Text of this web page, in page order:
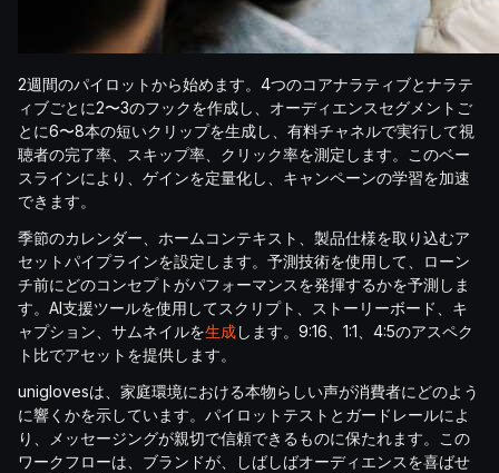
2週間のパイロットから始めます。4つのコアナラティブとナラテ
ィブごとに2〜3のフックを作成し、オーディエンスセグメントご
とに6〜8本の短いクリップを生成し、有料チャネルで実行して視
聴者の完了率、スキップ率、クリック率を測定します。このベー
スラインにより、ゲインを定量化し、キャンペーンの学習を加速
できます。
季節のカレンダー、ホームコンテキスト、製品仕様を取り込むア
セットパイプラインを設定します。予測技術を使用して、ローン
チ前にどのコンセプトがパフォーマンスを発揮するかを予測しま
す。AI支援ツールを使用してスクリプト、ストーリーボード、キ
ャプション、サムネイルを生成します。9:16、1:1、4:5のアスペク
ト比でアセットを提供します。
uniglovesは、家庭環境における本物らしい声が消費者にどのよう
に響くかを示しています。パイロットテストとガードレールによ
り、メッセージングが親切で信頼できるものに保たれます。この
ワークフローは、ブランドが、しばしばオーディエンスを喜ばせ